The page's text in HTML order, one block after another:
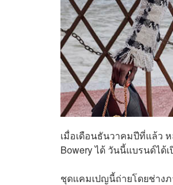
เมื่อเดือนธันวาคมปีที่แล้ว ห
Bowery ได้ วันนี้แบรนด์ได้
ชุดแคมเปญนี้ถ่ายโดยช่างภ